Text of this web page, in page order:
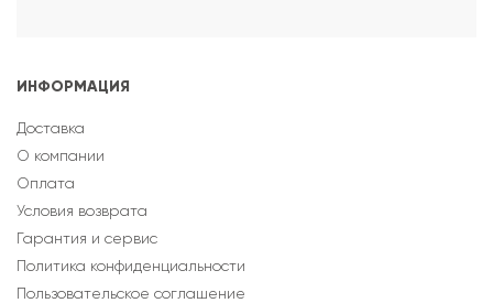
ИНФОРМАЦИЯ
Доставка
О компании
Оплата
Условия возврата
Гарантия и сервис
Политика конфиденциальности
Пользовательское соглашение